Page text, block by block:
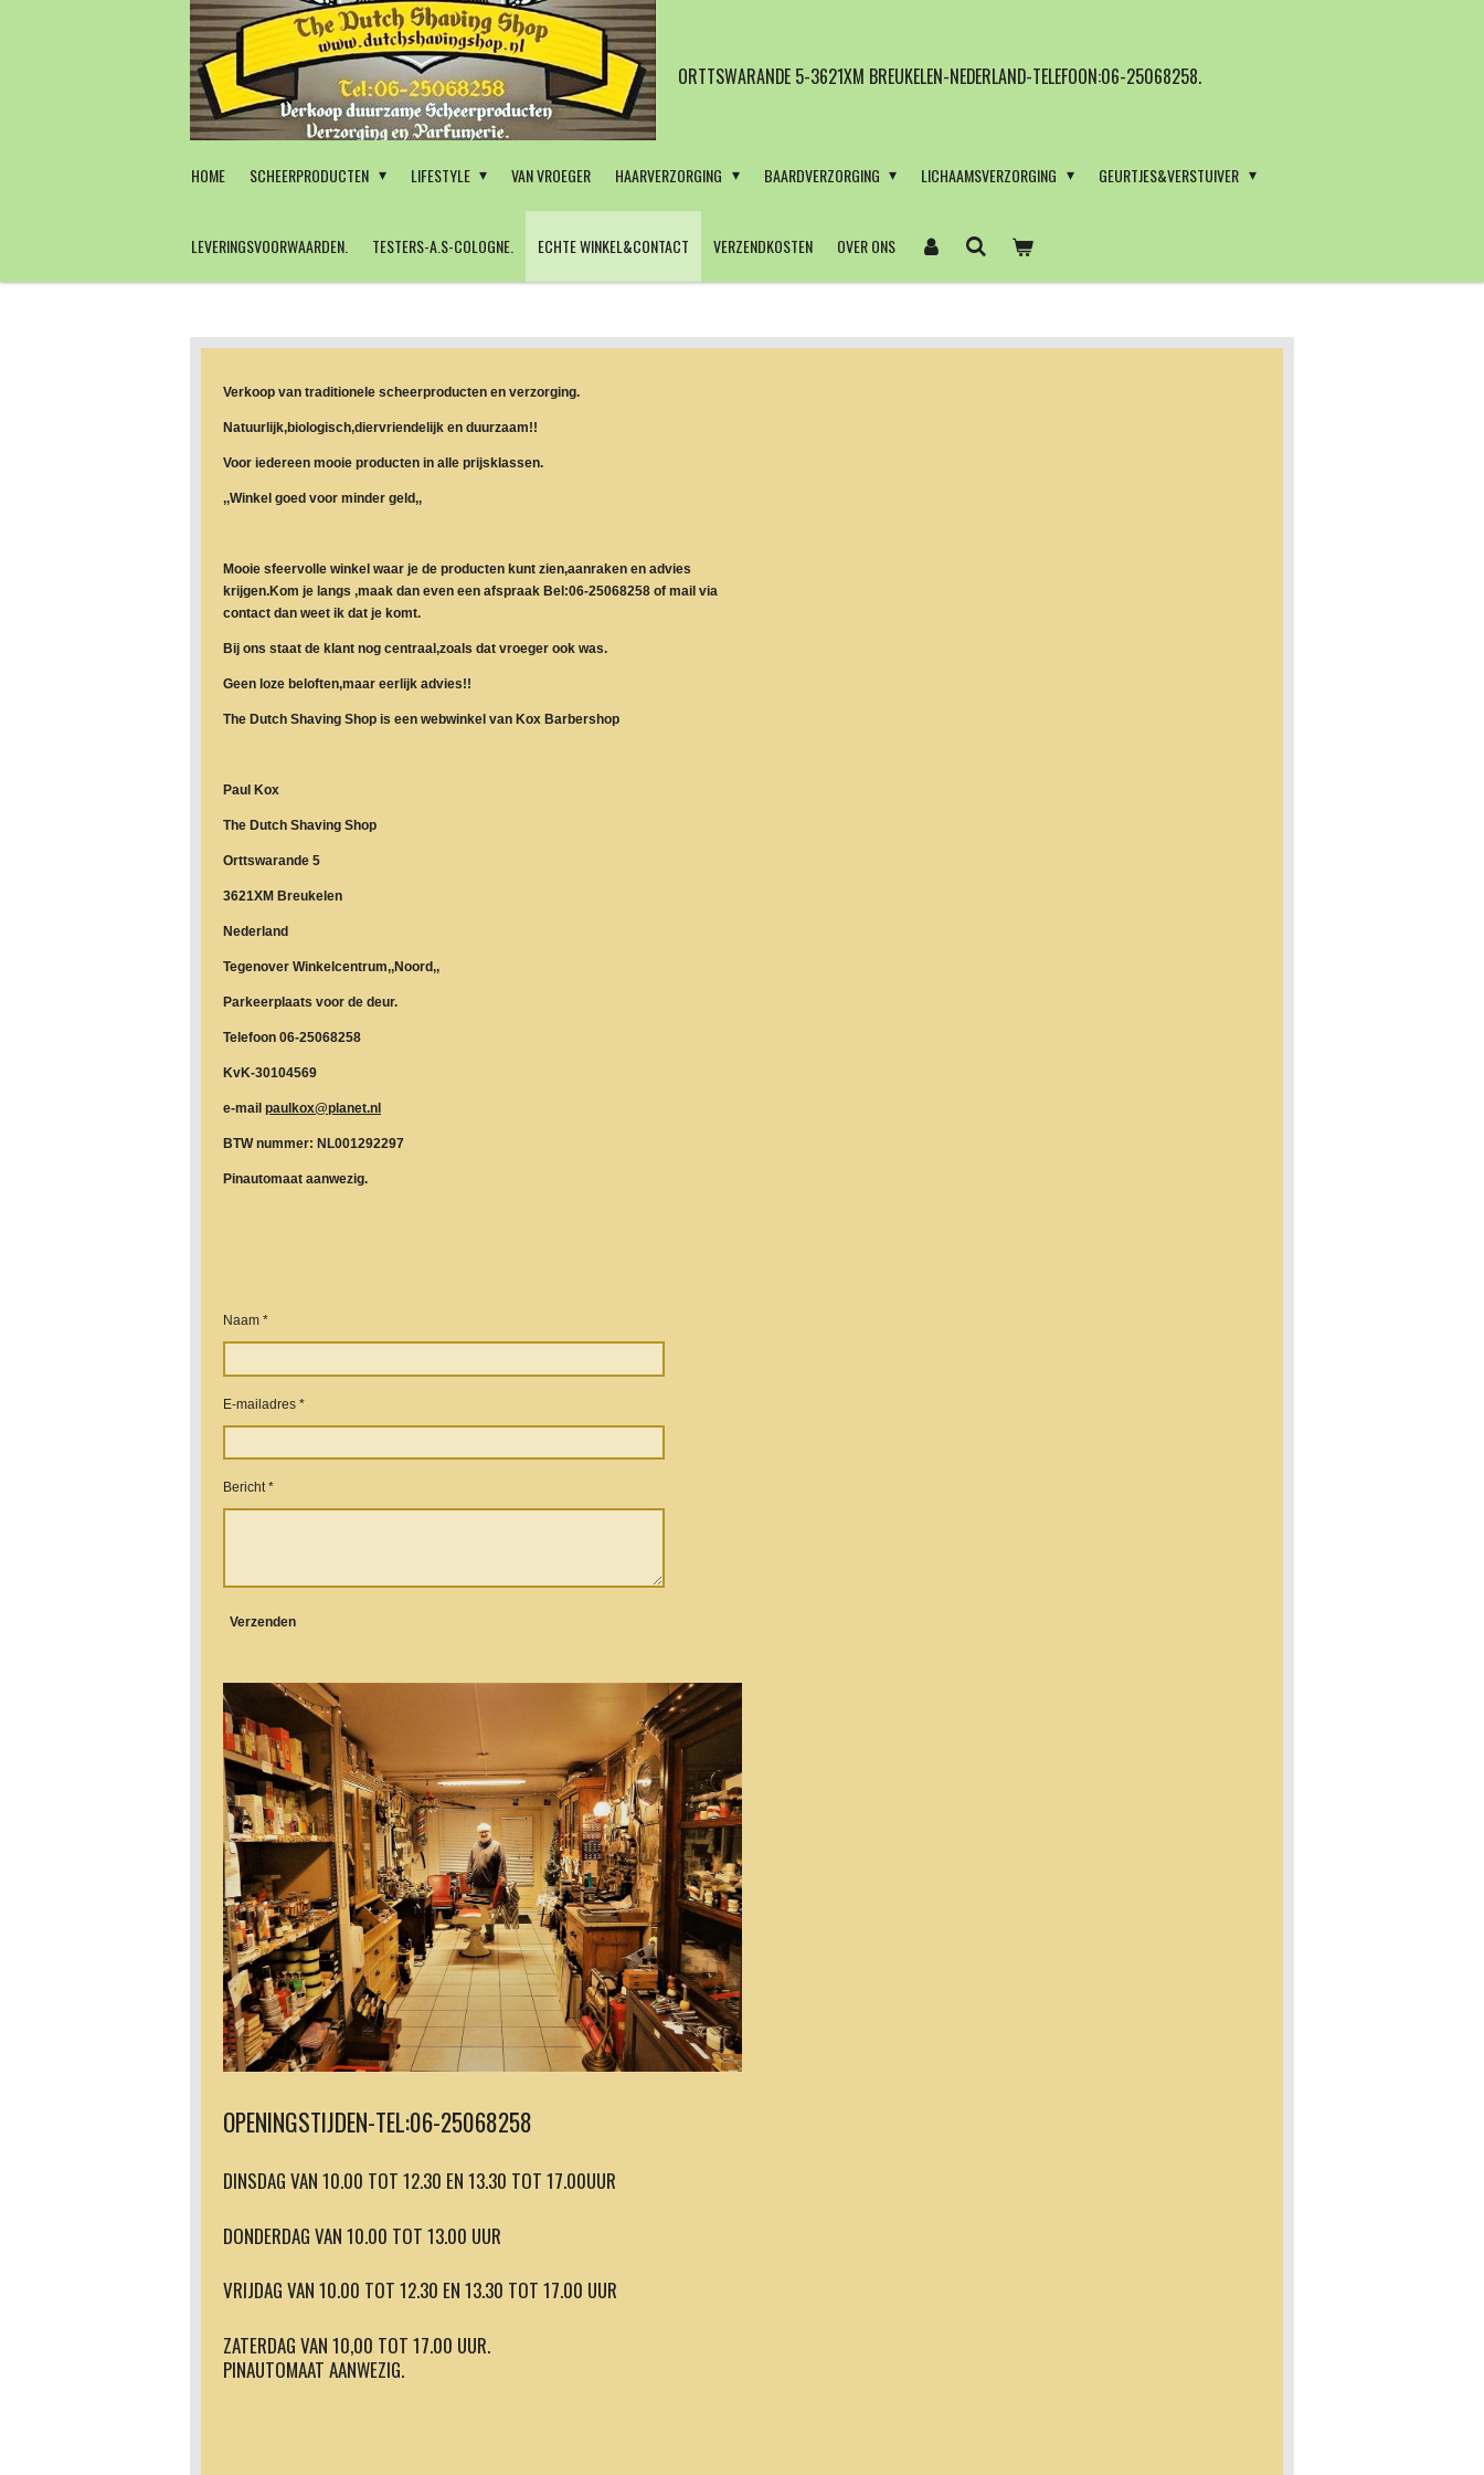
ORTTSWARANDE 5-3621XM BREUKELEN-NEDERLAND-TELEFOON:06-25068258.
HOME SCHEERPRODUCTEN LIFESTYLE VAN VROEGER HAARVERZORGING BAARDVERZORGING LICHAAMSVERZORGING GEURTJES&VERSTUIVER
LEVERINGSVOORWAARDEN. TESTERS-A.S-COLOGNE. ECHTE WINKEL&CONTACT VERZENDKOSTEN OVER ONS
Verkoop van traditionele scheerproducten en verzorging.
Natuurlijk,biologisch,diervriendelijk en duurzaam!!
Voor iedereen mooie producten in alle prijsklassen.
,,Winkel goed voor minder geld,,
Mooie sfeervolle winkel waar je de producten kunt zien,aanraken en advies
krijgen.Kom je langs ,maak dan even een afspraak Bel:06-25068258 of mail via
contact dan weet ik dat je komt.
Bij ons staat de klant nog centraal,zoals dat vroeger ook was.
Geen loze beloften,maar eerlijk advies!!
The Dutch Shaving Shop is een webwinkel van Kox Barbershop
Paul Kox
The Dutch Shaving Shop
Orttswarande 5
3621XM Breukelen
Nederland
Tegenover Winkelcentrum,,Noord,,
Parkeerplaats voor de deur.
Telefoon 06-25068258
KvK-30104569
e-mail paulkox@planet.nl
BTW nummer: NL001292297
Pinautomaat aanwezig.
Naam *
E-mailadres *
Bericht *
Verzenden
OPENINGSTIJDEN-TEL:06-25068258
DINSDAG VAN 10.00 TOT 12.30 EN 13.30 TOT 17.00UUR
DONDERDAG VAN 10.00 TOT 13.00 UUR
VRIJDAG VAN 10.00 TOT 12.30 EN 13.30 TOT 17.00 UUR
ZATERDAG VAN 10,00 TOT 17.00 UUR.
PINAUTOMAAT AANWEZIG.